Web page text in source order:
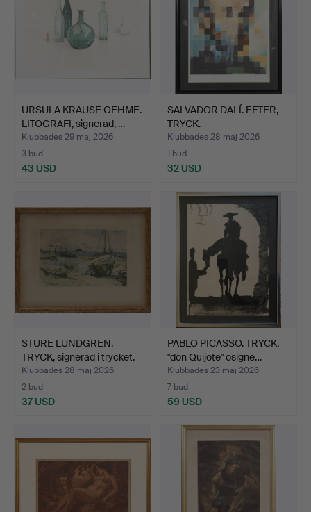
URSULA KRAUSE OEHME.
LITOGRAFI, signerad, …
Klubbades 29 maj 2026
3 bud
43 USD
SALVADOR DALÍ. EFTER,
TRYCK.
Klubbades 28 maj 2026
1 bud
32 USD
STURE LUNDGREN.
TRYCK, signerad i trycket.
Klubbades 28 maj 2026
2 bud
37 USD
PABLO PICASSO. TRYCK,
"don Quijote" osigne…
Klubbades 23 maj 2026
7 bud
59 USD